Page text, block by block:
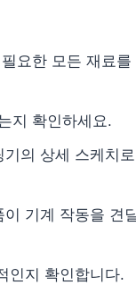
요한 모든 재료를
지 확인하세요.
의 상세 스케치로
기계 작동을 견
인지 확인합니다.